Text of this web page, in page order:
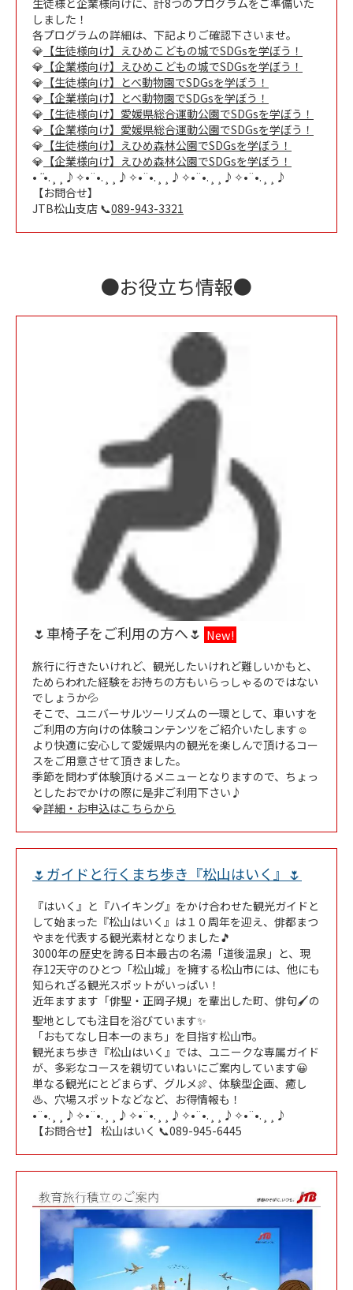
生徒様と企業様向けに、計8つのプログラムをご準備いた
しました！
各プログラムの詳細は、下記よりご確認下さいませ。
💎 【生徒様向け】えひめこどもの城でSDGsを学ぼう！
💎 【企業様向け】えひめこどもの城でSDGsを学ぼう！
💎 【生徒様向け】とべ動物園でSDGsを学ぼう！
💎 【企業様向け】とべ動物園でSDGsを学ぼう！
💎 【生徒様向け】愛媛県総合運動公園でSDGsを学ぼう！
💎 【企業様向け】愛媛県総合運動公園でSDGsを学ぼう！
💎 【生徒様向け】えひめ森林公園でSDGsを学ぼう！
💎 【企業様向け】えひめ森林公園でSDGsを学ぼう！
• ¨•.¸¸♪✧•¨•.¸¸♪✧•¨•.¸¸♪✧•¨•.¸¸♪✧•¨•.¸¸♪
【お問合せ】
JTB松山支店 📞089-943-3321
●お役立ち情報●
🌷車椅子をご利用の方へ🌷 New!
旅行に行きたいけれど、観光したいけれど難しいかもと、
ためらわれた経験をお持ちの方もいらっしゃるのではない
でしょうか💦
そこで、ユニバーサルツーリズムの一環として、車いすを
ご利用の方向けの体験コンテンツをご紹介いたします☺
より快適に安心して愛媛県内の観光を楽しんで頂けるコー
スをご用意させて頂きました。
季節を問わず体験頂けるメニューとなりますので、ちょっ
としたおでかけの際に是非ご利用下さい♪
💎詳細・お申込はこちらから
🌷ガイドと行くまち歩き『松山はいく』🌷
『はいく』と『ハイキング』をかけ合わせた観光ガイドと
して始まった『松山はいく』は１０周年を迎え、俳都まつ
やまを代表する観光素材となりました🎵
3000年の歴史を誇る日本最古の名湯「道後温泉」と、現
存12天守のひとつ「松山城」を擁する松山市には、他にも
知られざる観光スポットがいっぱい！
近年ますます「俳聖・正岡子規」を輩出した町、俳句🖌の
聖地としても注目を浴びています✨
「おもてなし日本一のまち」を目指す松山市。
観光まち歩き『松山はいく』では、ユニークな専属ガイド
が、多彩なコースを親切ていねいにご案内しています😀
単なる観光にとどまらず、グルメ🍖、体験型企画、癒し
♨、穴場スポットなどなど、お得情報も！
•¨•.¸¸♪✧•¨•.¸¸♪✧•¨•.¸¸♪✧•¨•.¸¸♪✧•¨•.¸¸♪
【お問合せ】 松山はいく 📞089-945-6445